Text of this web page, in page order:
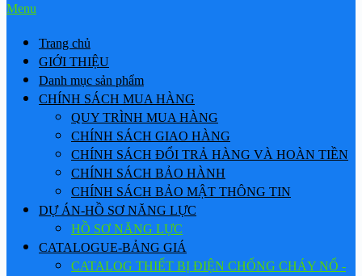
Menu
Trang chủ
GIỚI THIỆU
Danh mục sản phẩm
CHÍNH SÁCH MUA HÀNG
QUY TRÌNH MUA HÀNG
CHÍNH SÁCH GIAO HÀNG
CHÍNH SÁCH ĐỔI TRẢ HÀNG VÀ HOÀN TIỀN
CHÍNH SÁCH BẢO HÀNH
CHÍNH SÁCH BẢO MẬT THÔNG TIN
DỰ ÁN-HỒ SƠ NĂNG LỰC
HỒ SƠ NĂNG LỰC
CATALOGUE-BẢNG GIÁ
CATALOG THIẾT BỊ ĐIỆN CHỐNG CHÁY NỔ -